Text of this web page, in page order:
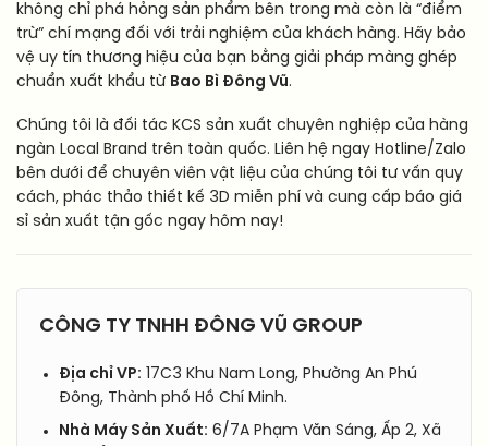
không chỉ phá hỏng sản phẩm bên trong mà còn là “điểm
trừ” chí mạng đối với trải nghiệm của khách hàng. Hãy bảo
vệ uy tín thương hiệu của bạn bằng giải pháp màng ghép
chuẩn xuất khẩu từ Bao Bì Đông Vũ.
Chúng tôi là đối tác KCS sản xuất chuyên nghiệp của hàng
ngàn Local Brand trên toàn quốc. Liên hệ ngay Hotline/Zalo
bên dưới để chuyên viên vật liệu của chúng tôi tư vấn quy
cách, phác thảo thiết kế 3D miễn phí và cung cấp báo giá
sỉ sản xuất tận gốc ngay hôm nay!
CÔNG TY TNHH ĐÔNG VŨ GROUP
Địa chỉ VP: 17C3 Khu Nam Long, Phường An Phú
Đông, Thành phố Hồ Chí Minh.
Nhà Máy Sản Xuất: 6/7A Phạm Văn Sáng, Ấp 2, Xã